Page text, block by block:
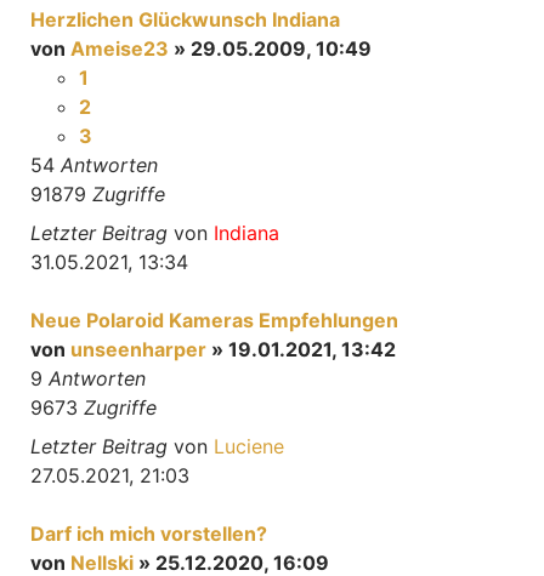
Herzlichen Glückwunsch Indiana
von Ameise23 » 29.05.2009, 10:49
1
2
3
54 Antworten
91879 Zugriffe
Letzter Beitrag von Indiana
31.05.2021, 13:34
Neue Polaroid Kameras Empfehlungen
von unseenharper » 19.01.2021, 13:42
9 Antworten
9673 Zugriffe
Letzter Beitrag von Luciene
27.05.2021, 21:03
Darf ich mich vorstellen?
von Nellski » 25.12.2020, 16:09